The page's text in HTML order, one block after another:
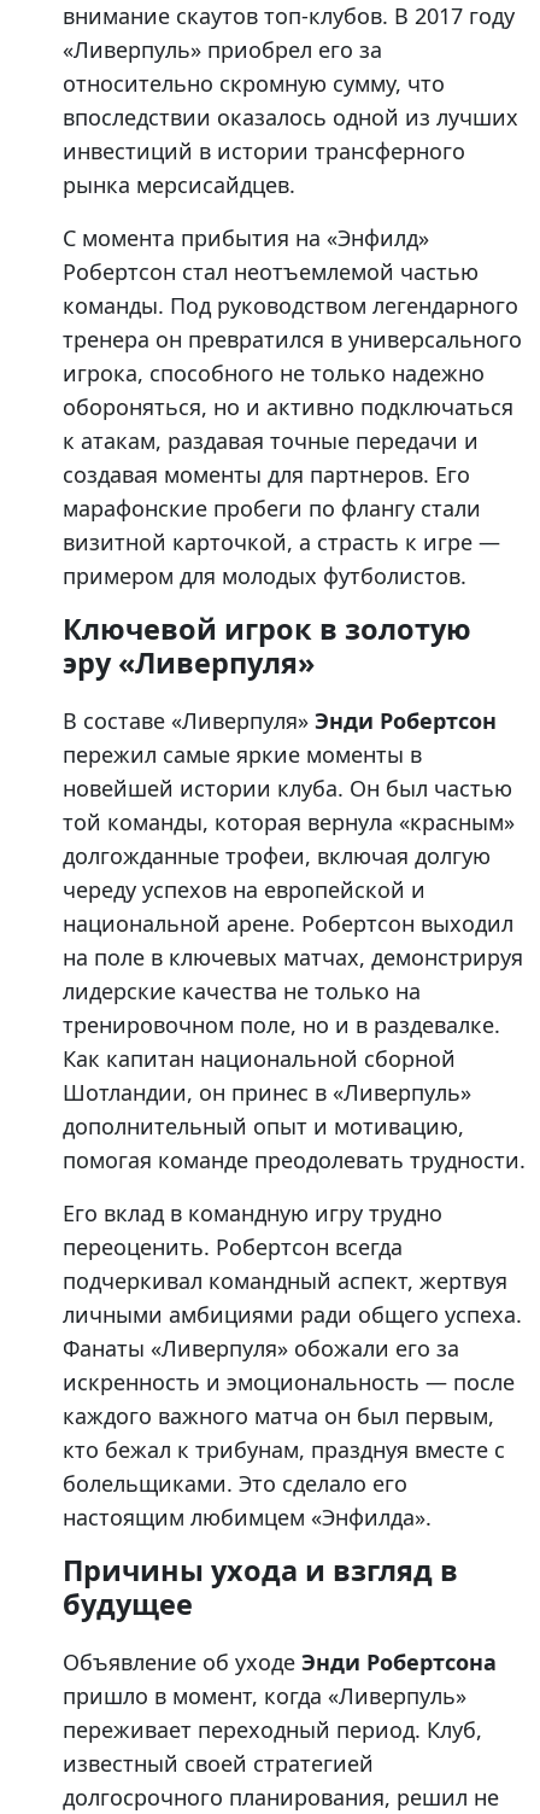
внимание скаутов топ-клубов. В 2017 году
«Ливерпуль» приобрел его за
относительно скромную сумму, что
впоследствии оказалось одной из лучших
инвестиций в истории трансферного
рынка мерсисайдцев.
С момента прибытия на «Энфилд»
Робертсон стал неотъемлемой частью
команды. Под руководством легендарного
тренера он превратился в универсального
игрока, способного не только надежно
обороняться, но и активно подключаться
к атакам, раздавая точные передачи и
создавая моменты для партнеров. Его
марафонские пробеги по флангу стали
визитной карточкой, а страсть к игре —
примером для молодых футболистов.
Ключевой игрок в золотую
эру «Ливерпуля»
В составе «Ливерпуля» Энди Робертсон
пережил самые яркие моменты в
новейшей истории клуба. Он был частью
той команды, которая вернула «красным»
долгожданные трофеи, включая долгую
череду успехов на европейской и
национальной арене. Робертсон выходил
на поле в ключевых матчах, демонстрируя
лидерские качества не только на
тренировочном поле, но и в раздевалке.
Как капитан национальной сборной
Шотландии, он принес в «Ливерпуль»
дополнительный опыт и мотивацию,
помогая команде преодолевать трудности.
Его вклад в командную игру трудно
переоценить. Робертсон всегда
подчеркивал командный аспект, жертвуя
личными амбициями ради общего успеха.
Фанаты «Ливерпуля» обожали его за
искренность и эмоциональность — после
каждого важного матча он был первым,
кто бежал к трибунам, празднуя вместе с
болельщиками. Это сделало его
настоящим любимцем «Энфилда».
Причины ухода и взгляд в
будущее
Объявление об уходе Энди Робертсона
пришло в момент, когда «Ливерпуль»
переживает переходный период. Клуб,
известный своей стратегией
долгосрочного планирования, решил не